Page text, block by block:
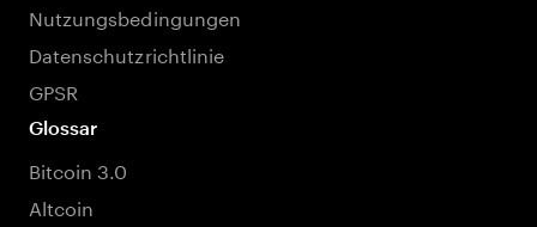
Nutzungsbedingungen
Datenschutzrichtlinie
GPSR
Glossar
Bitcoin 3.0
Altcoin